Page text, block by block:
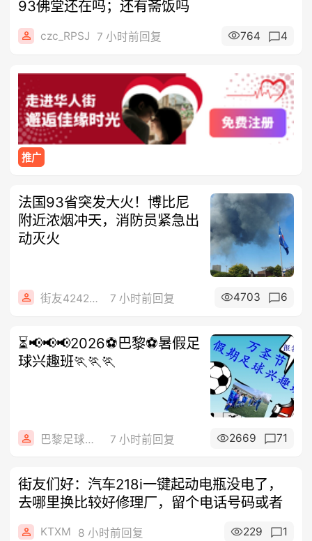
93佛堂还在吗；还有斋饭吗
czc_RPSJ 7 小时前回复 764 4
推广
法国93省突发大火！博比尼
附近浓烟冲天，消防员紧急出
动灭火
街友42424224 7 小时前回复 4703 6
⏳📢📢📢2026⚽巴黎⚽暑假足
球兴趣班🏃‍🏃‍🏃‍
巴黎足球兴趣班 7 小时前回复 2669 71
街友们好：汽车218i一键起动电瓶没电了，
去哪里换比较好修理厂，留个电话号码或者
KTXM 8 小时前回复 229 1